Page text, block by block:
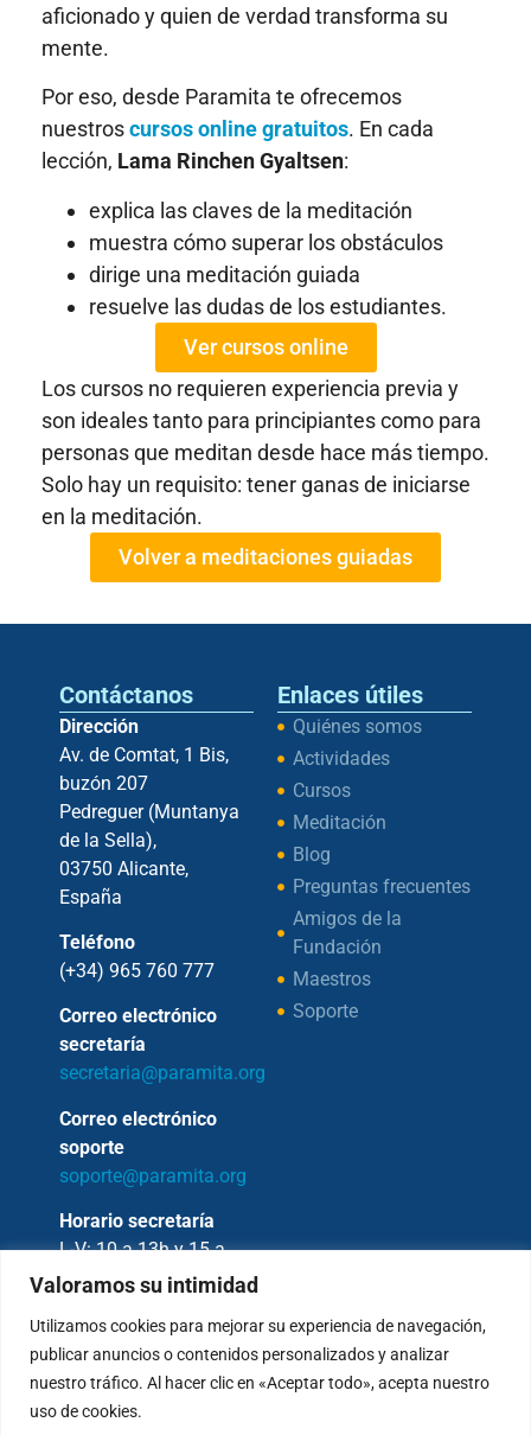
Valoramos su intimidad
Utilizamos cookies para mejorar su experiencia de navegación,
publicar anuncios o contenidos personalizados y analizar
nuestro tráfico. Al hacer clic en «Aceptar todo», acepta nuestro
uso de cookies.
aficionado y quien de verdad transforma su
mente.
Por eso, desde Paramita te ofrecemos
nuestroscursos online gratuitos. En cada
lección, Lama Rinchen Gyaltsen:
explica las claves de la meditación
muestra cómo superar los obstáculos
dirige una meditación guiada
resuelve las dudas de los estudiantes.
Ver cursos online
Los cursos no requieren experiencia previa y
son ideales tanto para principiantes como para
personas que meditan desde hace más tiempo.
Solo hay un requisito: tener ganas de iniciarse
en la meditación.
Volver a meditaciones guiadas
Contáctanos
Dirección
Av. de Comtat, 1 Bis,
buzón 207
Pedreguer (Muntanya
de la Sella),
03750 Alicante,
España
Teléfono
(+34) 965 760 777
Correo electrónico
secretaría
secretaria@paramita.org
Correo electrónico
soporte
soporte@paramita.org
Horario secretaría
L-V: 10 a 13h y 15 a
17h
Enlaces útiles
Quiénes somos
Actividades
Cursos
Meditación
Blog
Preguntas frecuentes
Amigos de la
Fundación
Maestros
Soporte
Copyright © 2026 – Fundación Sakya –